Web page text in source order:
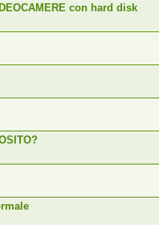
con hard disk